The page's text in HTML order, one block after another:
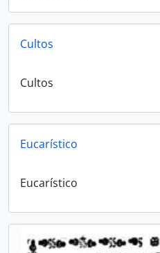
Cultos
Cultos
Eucarístico
Eucarístico